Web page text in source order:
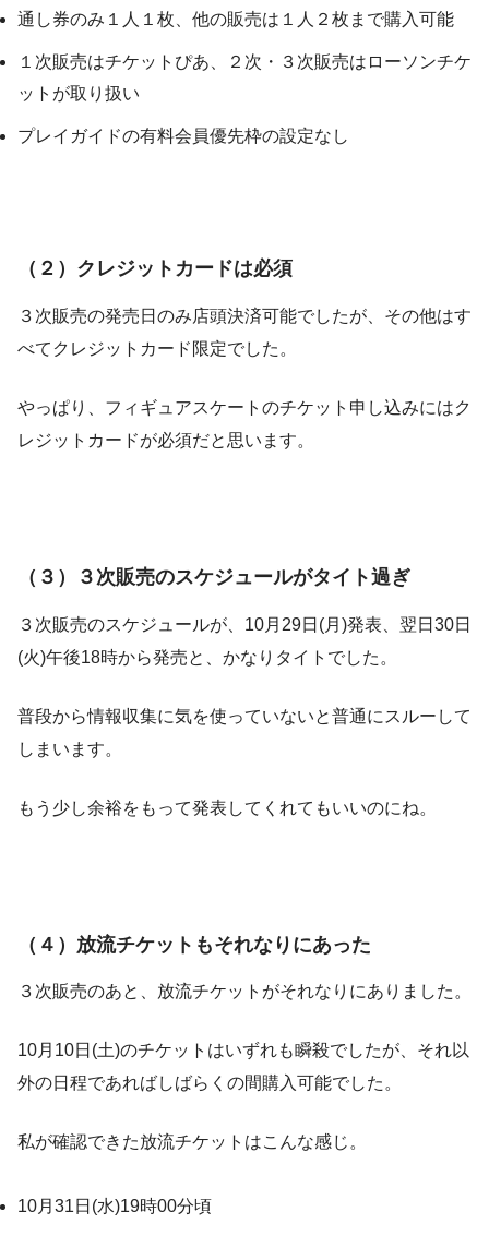
通し券のみ１人１枚、他の販売は１人２枚まで購入可能
１次販売はチケットぴあ、２次・３次販売はローソンチケ
ットが取り扱い
プレイガイドの有料会員優先枠の設定なし
（２）クレジットカードは必須
３次販売の発売日のみ店頭決済可能でしたが、その他はす
べてクレジットカード限定でした。
やっぱり、フィギュアスケートのチケット申し込みにはク
レジットカードが必須だと思います。
（３）３次販売のスケジュールがタイト過ぎ
３次販売のスケジュールが、10月29日(月)発表、翌日30日
(火)午後18時から発売と、かなりタイトでした。
普段から情報収集に気を使っていないと普通にスルーして
しまいます。
もう少し余裕をもって発表してくれてもいいのにね。
（４）放流チケットもそれなりにあった
３次販売のあと、放流チケットがそれなりにありました。
10月10日(土)のチケットはいずれも瞬殺でしたが、それ以
外の日程であればしばらくの間購入可能でした。
私が確認できた放流チケットはこんな感じ。
10月31日(水)19時00分頃